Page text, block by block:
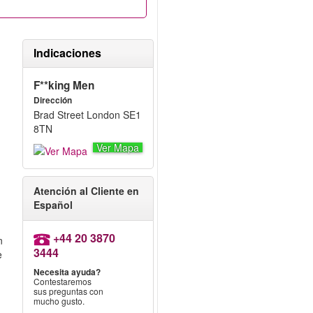
Indicaciones
F**king Men
Dirección
Brad Street London SE1
8TN
Ver Mapa
Atención al Cliente en
Español
+44 20 3870
3444
Necesita ayuda?
Contestaremos
sus preguntas con
mucho gusto.